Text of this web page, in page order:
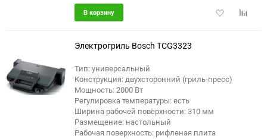
Добавить
В корзину
Электрогриль Bosch TCG3323
Тип: универсальный
Конструкция: двухсторонний (гриль-пресс)
Мощность: 2000 Вт
Регулировка температуры: есть
Ширина рабочей поверхности: 310 мм
Размещение: настольный
Рабочая поверхность: рифленая плита